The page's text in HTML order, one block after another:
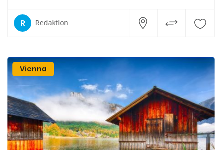
R Redaktion
Vienna